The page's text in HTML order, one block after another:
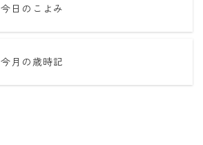
今日のこよみ
今月の歳時記